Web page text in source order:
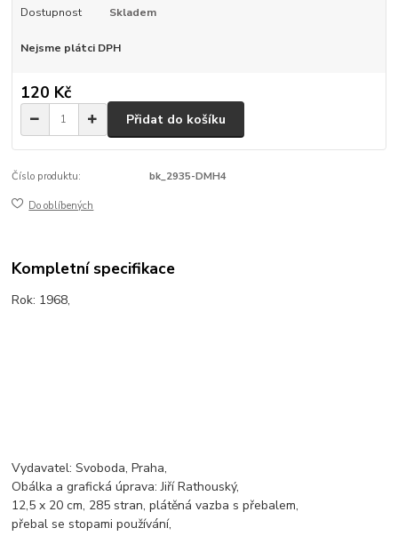
Dostupnost Skladem
Nejsme plátci DPH
120 Kč
Přidat do košíku
Číslo produktu: bk_2935-DMH4
Do oblíbených
Kompletní specifikace
Rok: 1968,
Vydavatel: Svoboda, Praha,
Obálka a grafická úprava: Jiří Rathouský,
12,5 x 20 cm, 285 stran, plátěná vazba s přebalem,
přebal se stopami používání,